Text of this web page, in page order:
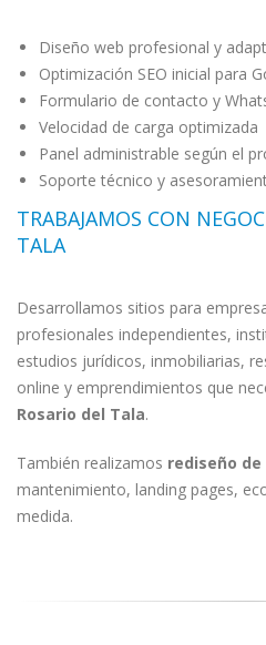
Diseño web profesional y
Optimización SEO inicial para
Formulario de contacto y
Velocidad de carga optimizada
Panel administrable según el
Soporte técnico y
TRABAJAMOS CON
TALA
Desarrollamos sitios para
profesionales independientes,
estudios jurídicos, inmobiliarias,
online y emprendimientos que
Rosario del Tala.
También realizamos rediseño
mantenimiento, landing pages,
medida.